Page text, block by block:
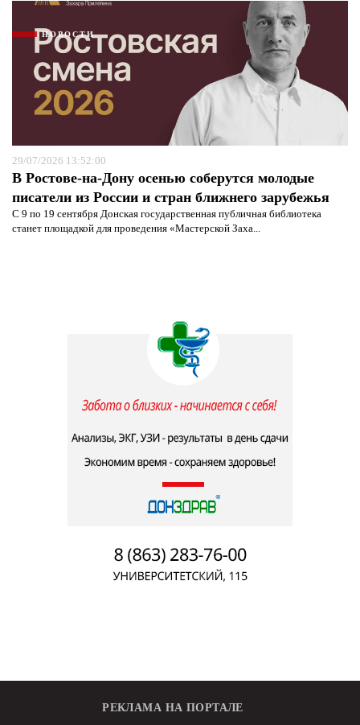
НОВОСТИ
29/07/2026 13:52:00
В Ростове-на-Дону осенью соберутся молодые
писатели из России и стран ближнего зарубежья
С 9 по 19 сентября Донская государственная публичная библиотека
станет площадкой для проведения «Мастерской Заха...
РЕКЛАМА НА ПОРТАЛЕ